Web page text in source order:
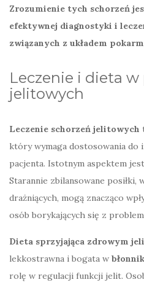
Zrozumienie tych schorzeń
efektywnej diagnostyki i
związanych z układem
Leczenie i dieta
jelitowych
Leczenie schorzeń jelitowych
który wymaga dostosowania do
pacjenta. Istotnym aspektem
Starannie zbilansowane posiłki,
drażniących, mogą znacząco
osób borykających się z
Dieta sprzyjająca zdrowym
lekkostrawna i bogata w błonnik
rolę w regulacji funkcji jelit.